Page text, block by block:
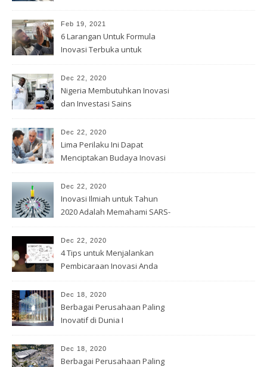
Feb 19, 2021
6 Larangan Untuk Formula
Inovasi Terbuka untuk
Dec 22, 2020
Nigeria Membutuhkan Inovasi
dan Investasi Sains
Dec 22, 2020
Lima Perilaku Ini Dapat
Menciptakan Budaya Inovasi
Dec 22, 2020
Inovasi Ilmiah untuk Tahun
2020 Adalah Memahami SARS-
Dec 22, 2020
4 Tips untuk Menjalankan
Pembicaraan Inovasi Anda
Dec 18, 2020
Berbagai Perusahaan Paling
Inovatif di Dunia I
Dec 18, 2020
Berbagai Perusahaan Paling